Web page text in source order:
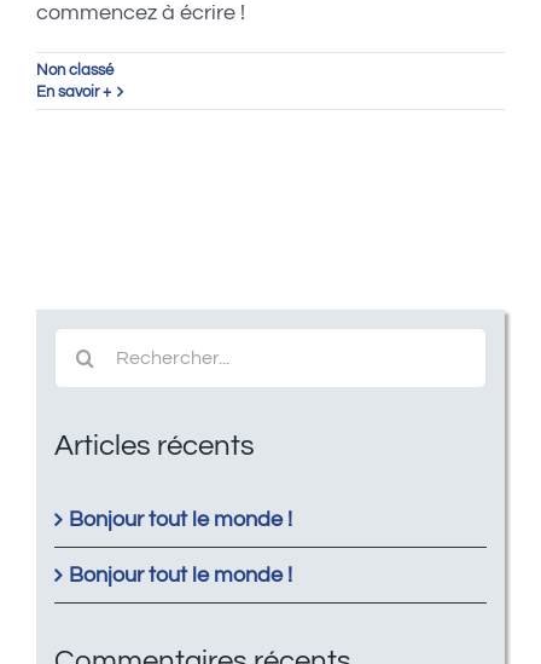
commencez à écrire !
Non classé
En savoir +
pour:
Articles récents
Bonjour tout le monde !
Bonjour tout le monde !